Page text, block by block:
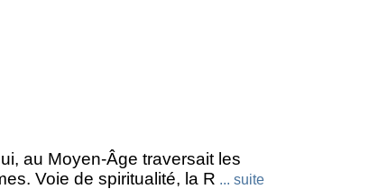
au Moyen-Âge traversait les
Voie de spiritualité, la R ... suite